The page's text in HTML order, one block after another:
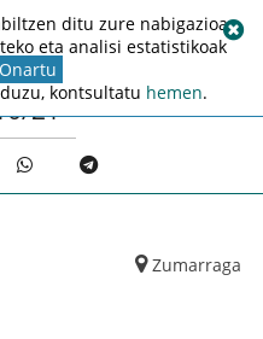
21
Zumarraga
ditu zure nabigazioa
eta analisi estatistikoak
Onartu
kontsultatu hemen.